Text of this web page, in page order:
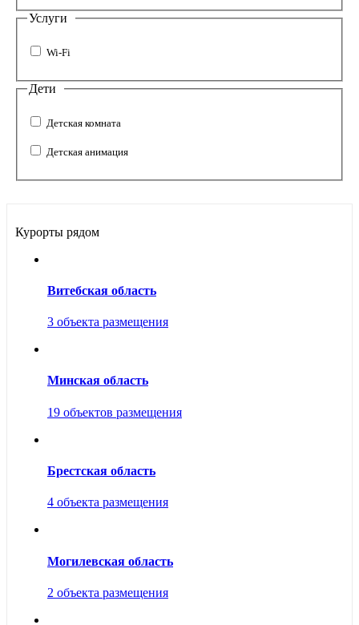
Услуги
Wi-Fi
Дети
Детская комната
Детская анимация
Курорты рядом
Витебская область
3 объекта размещения
Минская область
19 объектов размещения
Брестская область
4 объекта размещения
Могилевская область
2 объекта размещения